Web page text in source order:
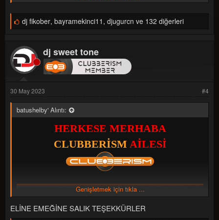
UĞRAŞIP HAZIRLADIĞIM BİR
B
n
i
l
e
r
:
dj fikober, bayramekinci11 , djugurcn ve 132 diğerleri
dj sweet tone
30 May 2023 #4
batushelby' Alıntı:
HERKESE MERHABA
CLUBBERİSM AİLESİ
Genişletmek için tıkla ...
ELİNE EMEĞİNE SALIK TEŞEKKÜRLER